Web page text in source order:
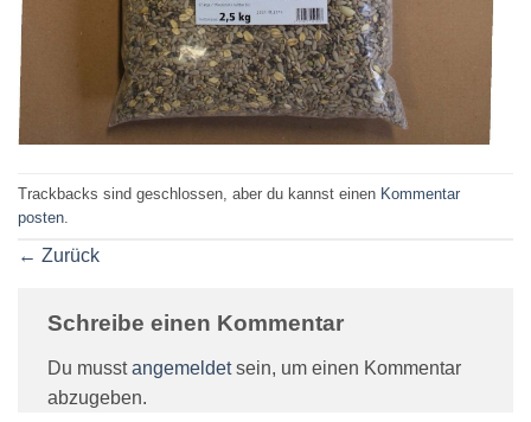
Trackbacks sind geschlossen, aber du kannst einen Kommentar
posten
← Zurück
Schreibe einen Kommentar
Du musstangemeldetsein, um einen Kommentar
abzugeben.